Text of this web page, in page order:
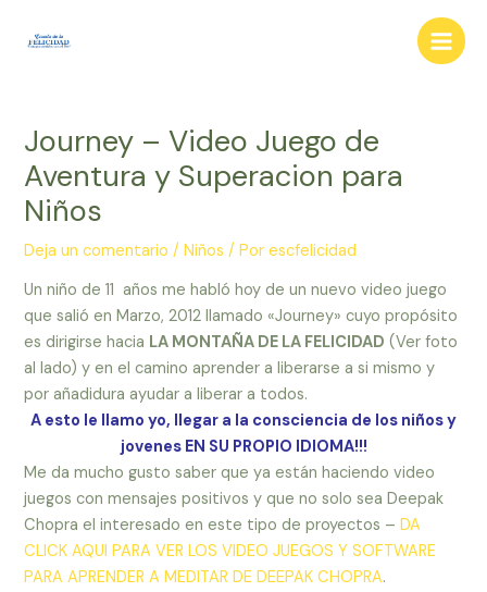
Main
Journey – Video Juego de
Aventura y Superacion para
Niños
Deja un comentario /Niños / Porescfelicidad
Un niño de 11 años me habló hoy de un nuevo video juego
que salió en Marzo, 2012 llamado «Journey» cuyo propósito
es dirigirse hacia LA MONTAÑA DE LA FELICIDAD (Ver foto
al lado) y en el camino aprender a liberarse a si mismo y
por añadidura ayudar a liberar a todos.
A esto le llamo yo, llegar a la consciencia de los niños y
jovenes EN SU PROPIO IDIOMA!!!
Me da mucho gusto saber que ya están haciendo video
juegos con mensajes positivos y que no solo sea Deepak
Chopra el interesado en este tipo de proyectos –DA
CLICK AQUI PARA VER LOS VIDEO JUEGOS Y SOFTWARE
PARA APRENDER A MEDITAR DE DEEPAK CHOPRA.